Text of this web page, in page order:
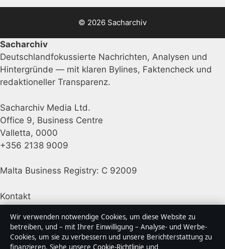
© 2026 Sacharchiv
Sacharchiv
Deutschlandfokussierte Nachrichten, Analysen und
Hintergründe — mit klaren Bylines, Faktencheck und
redaktioneller Transparenz.
Sacharchiv Media Ltd.
Office 9, Business Centre
Valletta, 0000
+356 2138 9009
Malta Business Registry: C 92009
Kontakt
Allgemein: info@sacharchiv.de
Kontaktseite
Wir verwenden notwendige Cookies, um diese Website zu
betreiben, und – mit Ihrer Einwilligung – Analyse- und Werbe-
Cookies, um sie zu verbessern und unsere Berichterstattung zu
finanzieren. Siehe unsere Cookie-Richtlinie und